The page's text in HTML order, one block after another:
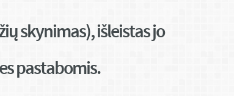
skynimas), išleistas jo
pastabomis.